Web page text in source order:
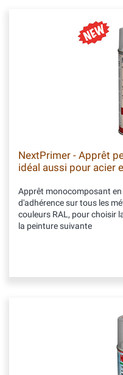
NextPrimer - Apprêt
idéal aussi pour acier
Apprêt monocomposant
d'adhérence sur tous les
couleurs RAL, pour choisir
la peinture suivante